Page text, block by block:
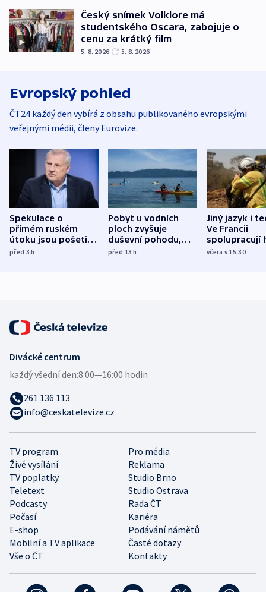
Český snímek Volklore má
studentského Oscara, zabojuje o
cenu za krátký film
5. 8. 2026 5. 8. 2026
Evropský pohled
ČT24 každý den vybírá z obsahu publikovaného evropskými
veřejnými médii, členy Eurovize.
Spekulace o
přímém ruském
útoku jsou pošetilé,
míní estonský
před 3h
Pobyt u vodních
ploch zvyšuje
duševní pohodu,
ukázala
před 13h
Jiný jazyk i
Ve Francii
spolupracují
různých zemí
včera v 15:30
TV program
Pro média
Živé vysílání
Reklama
TV poplatky
Studio Brno
Teletext
Studio Ostrava
Podcasty
Rada ČT
Počasí
Kariéra
E-shop
Podávání námětů
Mobilní a TV aplikace
Časté dotazy
Vše o ČT
Kontakty
Divácké centrum
každý všední den:8:00—16:00 hodin
261 136 113
info@ceskatelevize.cz